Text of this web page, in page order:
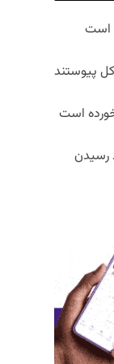
است
پیوستند
است
رسیدن